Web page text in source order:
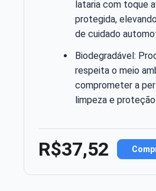
lataria com toque
protegida,
de cuidado
Biodegradável:
respeita o meio
comprometer a
limpeza e
R$37,52